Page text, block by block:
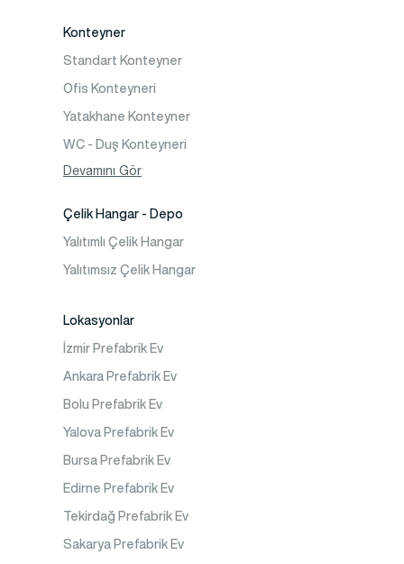
Konteyner
Standart Konteyner
Ofis Konteyneri
Yatakhane Konteyner
WC - Duş Konteyneri
Konteyner Ev
Devamını Gör
Çelik Hangar - Depo
Yalıtımlı Çelik Hangar
Yalıtımsız Çelik Hangar
Lokasyonlar
İzmir Prefabrik Ev
Ankara Prefabrik Ev
Bolu Prefabrik Ev
Yalova Prefabrik Ev
Bursa Prefabrik Ev
Edirne Prefabrik Ev
Tekirdağ Prefabrik Ev
Sakarya Prefabrik Ev